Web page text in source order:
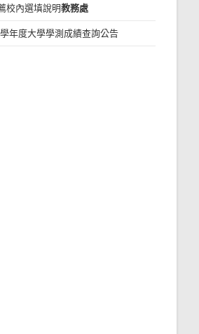
校內選填說明教務處
年度大學學測成績查詢公告